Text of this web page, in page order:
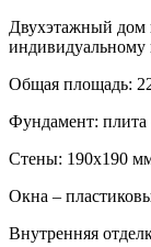
Двухэтажный дом
индивидуальному
Общая площадь:
Фундамент: плита
Стены: 190х190
Окна –
Внутренняя